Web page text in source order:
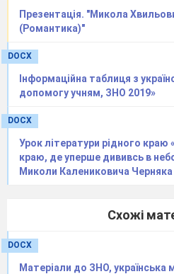
Презентація. "Микола
(Романтика)"
DOCX
Інформаційна таблиця з
допомогу учням, ЗНО 2019»
DOCX
Урок літератури рідного краю
краю, де уперше дививсь в
Миколи Калениковича Черняка
Схожі
DOCX
Матеріали до ЗНО, українська